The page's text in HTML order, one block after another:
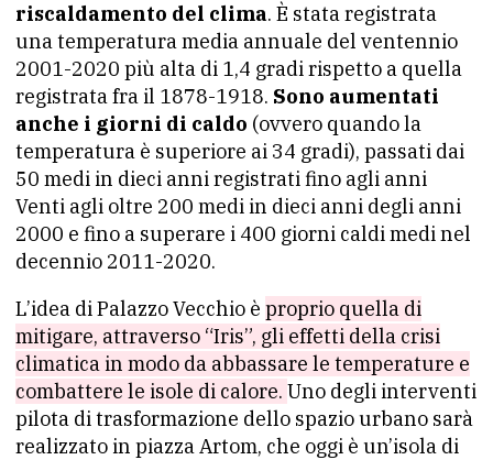
riscaldamento del clima. È stata registrata
una temperatura media annuale del ventennio
2001-2020 più alta di 1,4 gradi rispetto a quella
registrata fra il 1878-1918. Sono aumentati
anche i giorni di caldo (ovvero quando la
temperatura è superiore ai 34 gradi), passati dai
50 medi in dieci anni registrati fino agli anni
Venti agli oltre 200 medi in dieci anni degli anni
2000 e fino a superare i 400 giorni caldi medi nel
decennio 2011-2020.
L’idea di Palazzo Vecchio è proprio quella di
mitigare, attraverso “Iris”, gli effetti della crisi
climatica in modo da abbassare le temperature e
combattere le isole di calore. Uno degli interventi
pilota di trasformazione dello spazio urbano sarà
realizzato in piazza Artom, che oggi è un’isola di